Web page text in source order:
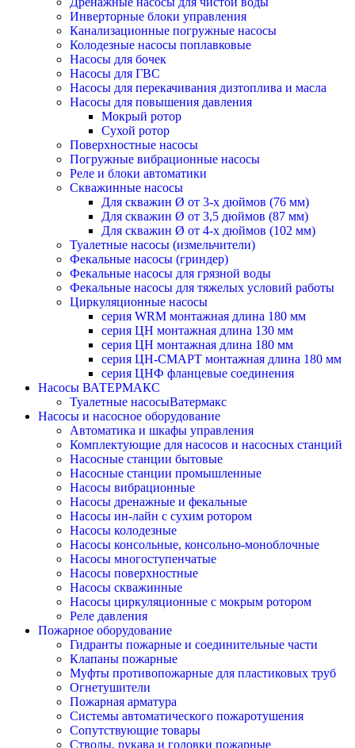
Инверторные блоки управления
Канализационные погружные насосы
Колодезные насосы поплавковые
Насосы для бочек
Насосы для ГВС
Насосы для перекачивания дизтоплива и масла
Насосы для повышения давления
Мокрый ротор
Сухой ротор
Поверхностные насосы
Погружные вибрационные насосы
Реле и блоки автоматики
Скважинные насосы
Для скважин Ø от 3-х дюймов (76 мм)
Для скважин Ø от 3,5 дюймов (87 мм)
Для скважин Ø от 4-х дюймов (102 мм)
Туалетные насосы (измельчители)
Фекальные насосы (гриндер)
Фекальные насосы для грязной воды
Фекальные насосы для тяжелых условий работы
Циркуляционные насосы
серия WRM монтажная длина 180 мм
серия ЦН монтажная длина 130 мм
серия ЦН монтажная длина 180 мм
серия ЦН-СМАРТ монтажная длина 180 мм
серия ЦНФ фланцевые соединения
Насосы ВАТЕРМАКС
Туалетные насосыВатермакс
Насосы и насосное оборудование
Автоматика и шкафы управления
Комплектующие для насосов и насосных станций
Насосные станции бытовые
Насосные станции промышленные
Насосы вибрационные
Насосы дренажные и фекальные
Насосы ин-лайн с сухим ротором
Насосы колодезные
Насосы консольные, консольно-моноблочные
Насосы многоступенчатые
Насосы поверхностные
Насосы скважинные
Насосы циркуляционные с мокрым ротором
Реле давления
Пожарное оборудование
Гидранты пожарные и соединительные части
Клапаны пожарные
Муфты противопожарные для пластиковых труб
Огнетушители
Пожарная арматура
Системы автоматического пожаротушения
Сопутствующие товары
Стволы, рукава и головки пожарные